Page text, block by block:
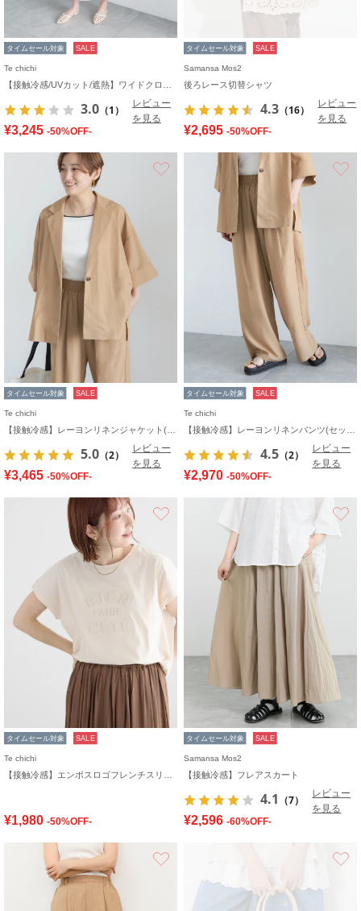
タイムセール対象 SALE
Te chichi
3.0 （1）
レビュー
を見る
¥3,245 -50%OFF-
タイムセール対象 SALE
Samansa Mos2
後ろレース切替シャツ
4.3 （16）
レビュー
を見る
¥2,695 -50%OFF-
タイムセール対象 SALE
Te chichi
5.0 （2）
レビュー
を見る
¥3,465 -50%OFF-
タイムセール対象 SALE
Te chichi
4.5 （2）
レビュー
を見る
¥2,970 -50%OFF-
タイムセール対象 SALE
Te chichi
¥1,980 -50%OFF-
タイムセール対象 SALE
Samansa Mos2
【接触冷感】フレアスカート
4.1 （7）
レビュー
を見る
¥2,596 -60%OFF-